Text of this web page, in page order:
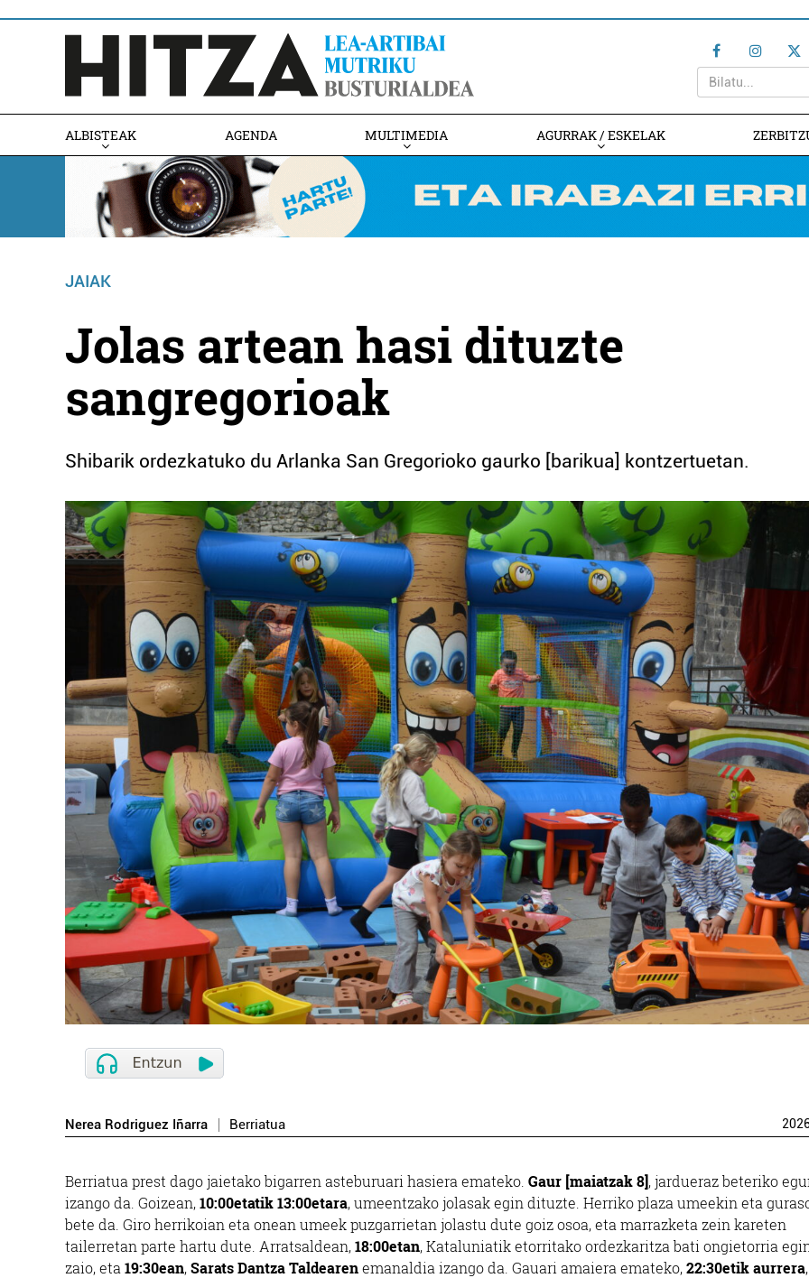
ALBISTEAK AGENDA MULTIMEDIA AGURRAK / ESKELAK
JAIAK
Jolas artean hasi dituzte
sangregorioak
Shibarik ordezkatuko du Arlanka San Gregorioko gaurko [barikua] kontzertuetan.
Nerea Rodriguez Iñarra Berriatua
Berriatua prest dago jaietako bigarren asteburuari hasiera emateko. Gaur [maiatzak 8], jardueraz beteriko
izango da. Goizean,10:00etatik 13:00etara, umeentzako jolasak egin dituzte. Herriko plaza umeekin eta
bete da. Giro herrikoian eta onean umeek puzgarrietan jolastu dute goiz osoa, eta marrazketa zein kareten
tailerretan parte hartu dute. Arratsaldean,18:00etan, Kataluniatik etorritako ordezkaritza bati ongietorria
zaio, eta 19:30ean,Sarats Dantza Taldearenemanaldia izango da. Gauari amaiera emateko,22:30etik aurrera,